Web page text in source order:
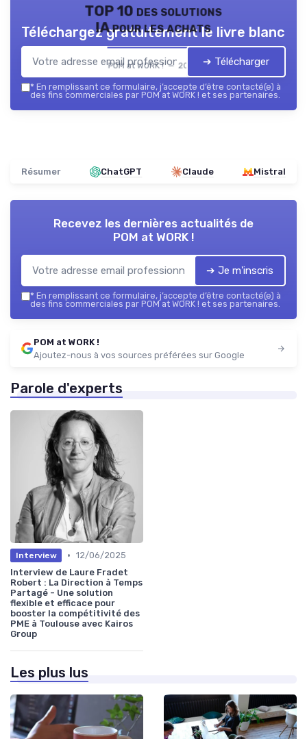
TOP 10 des solutions
IA pour les achats
POM at WORK ! — 2026
Téléchargez gratuitement le livre blanc
➔ Télécharger
* En remplissant ce formulaire, j’accepte d’être contacté(e) à
des fins commerciales par POM at WORK ! et ses partenaires.
Résumer ChatGPT Claude Mistral
Recevez les dernières actualités de
POM at WORK !
➔ Je m'inscris
* En remplissant ce formulaire, j’accepte d’être contacté(e) à
des fins commerciales par POM at WORK ! et ses partenaires.
POM at WORK !
Ajoutez-nous à vos sources préférées sur Google
Parole d'experts
Interview • 12/06/2025
Interview de Laure Fradet
Robert : La Direction à Temps
Partagé - Une solution
flexible et efficace pour
booster la compétitivité des
PME à Toulouse avec Kairos
Group
Les plus lus